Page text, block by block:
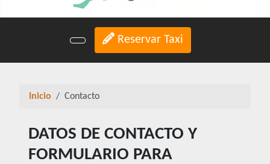
Reservar Taxi
Inicio Contacto
DATOS DE CONTACTO Y
FORMULARIO PARA